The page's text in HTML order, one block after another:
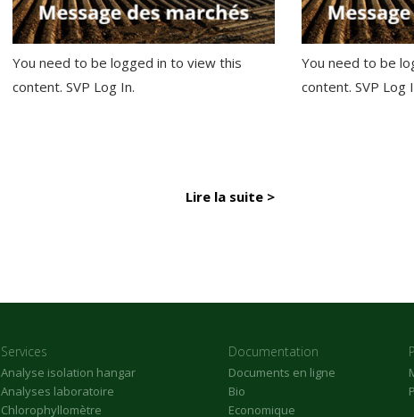
You need to be logged in to view this
content. SVP Log In.
Lire la suite >
You need to be
content. SVP Log
Services
Analyse isolation hangar
Analyses laboratoire
Chlorophyllomètre
Documentation
Documents en ligne
Bio
Economique